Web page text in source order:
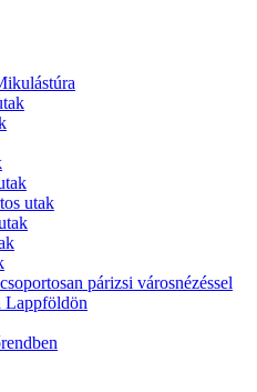
utak
párizsi városnézéssel
Lappföldön